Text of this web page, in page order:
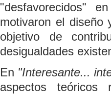
"desfavorecidos"
motivaron el
objetivo de
desigualdades
En "Interesante...
aspectos teóricos